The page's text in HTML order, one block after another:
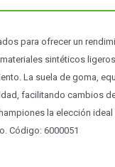
para ofrecer un
sintéticos
La suela de goma,
facilitando cambios
la elección
Código: 6000051